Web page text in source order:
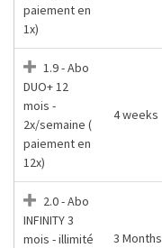
paiement en
1x)
1.9 - Abo
DUO+ 12
mois -
2x/semaine (
paiement en
12x)
4 weeks
2.0 - Abo
INFINITY 3
mois - illimité
3 Months